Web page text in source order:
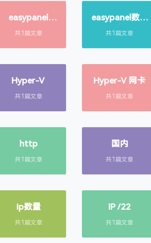
easypanel
mysql
共1篇文章
easypanel数据
库
共1篇文章
Hyper-V
共1篇文章
Hyper-V 网卡
共1篇文章
http
共1篇文章
国内
共1篇文章
ip数量
共1篇文章
IP /22
共1篇文章